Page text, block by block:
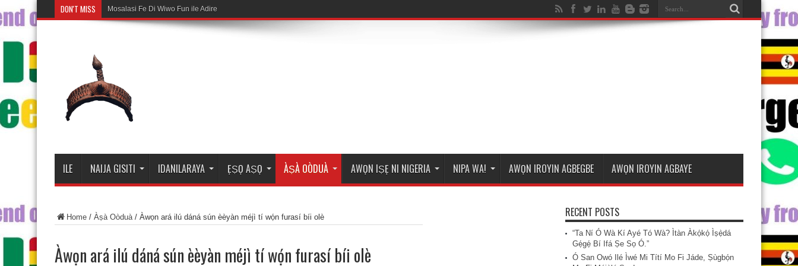
DON'T MISS Mosalasi Fe Di Wiwo Fun ile Adire
ILE NAIJA GISITI IDANILARAYA ẸṢỌ AṢỌ ÀṢÀ OÒDUÀ AWỌN IṢẸ NI NIGERIA NIPA WA! AWỌN IROYIN AGBEGBE AWỌN IROYIN AGBAYE
Home / Àṣà Oòduà/ Àwọn ará ilú dáná sún èèyàn méjì tí wọ́n furasí bíi olè
Àwọn ará ilú dáná sún èèyàn méjì tí wọ́n furasí bíi olè
RECENT POSTS
“Ta Ní Ó Wà Kí Ayé Tó Wà? Ìtàn Àkọ́kọ́ Ìṣẹ̀dá
Gẹ́gẹ́ Bí Ifá Ṣe Sọ Ó.”
Ó San Owó Ilé Ìwé Mi Títí Mo Fi Jáde, Ṣùgbọ́n